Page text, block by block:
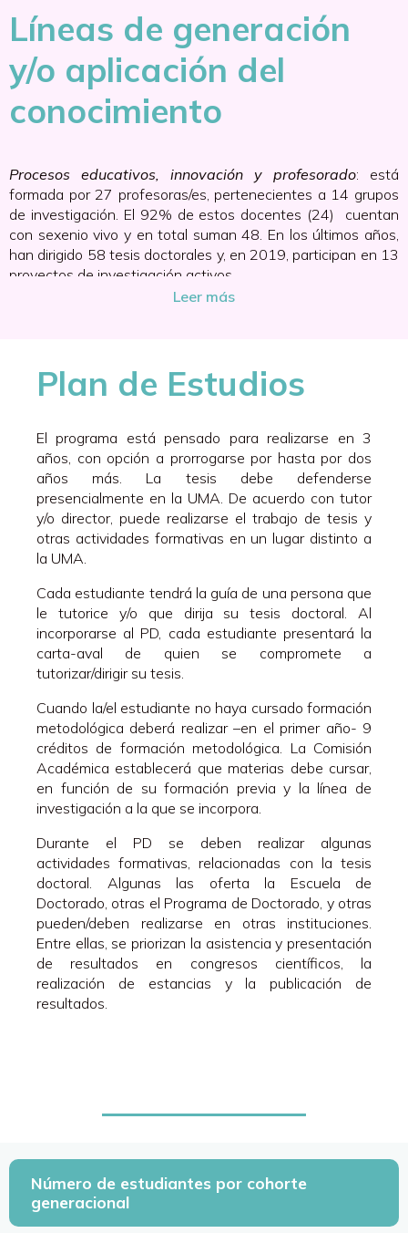
Líneas de generación
y/o aplicación del
conocimiento
Procesos educativos, innovación y profesorado: está
formada por 27 profesoras/es, pertenecientes a 14 grupos
de investigación. El 92% de estos docentes (24) cuentan
con sexenio vivo y en total suman 48. En los últimos años,
han dirigido 58 tesis doctorales y, en 2019, participan en 13
proyectos de investigación activos.
través de acciones de innovación. Más específicamente, el
profesorado adscrito a esta línea está desarrollando
Desarrollo profesional del docente (inicial y
permanente) a través de modelos alternativos, la
indagación narrativa, la investigación-acción
cooperativa y Lesson Studys.
Evaluación educativa de los aprendizajes.
Estrategias didácticas y organizativas para la mejora y
la innovación educativa.
Ecologías del aprendizaje, aprendizaje ubicuo y
aprendizaje expandido.
La escuela Inclusiva.
Fracaso y abandono escolar en Secundaria.
La construcción de los procesos educativos y de la
ciudadanía en entornos rurales.
Cultura, Comunicación, Sociedad y Comunidad desde
un análisis transversal y crítico.
Procesos educativos innovadores en el ámbito de la
Lengua y la Literatura española.
Plurilingüismo y Curriculum integrado de las lenguas.
Enfoques interdisciplinares entre disciplinas como el
Construcción de la identidad femenina y el aprendizaje
en grupos de mujeres en las diferentes etapas
educativas.
El Arte Infantil y la Innovación en Educación Artística
(plástica y visual) de los distintos niveles educativos.
Leer más
Plan de Estudios
El programa está pensado para realizarse en 3
años, con opción a prorrogarse por hasta por dos
años más. La tesis debe defenderse
presencialmente en la UMA. De acuerdo con tutor
y/o director, puede realizarse el trabajo de tesis y
otras actividades formativas en un lugar distinto a
la UMA.
Cada estudiante tendrá la guía de una persona que
le tutorice y/o que dirija su tesis doctoral. Al
incorporarse al PD, cada estudiante presentará la
carta-aval de quien se compromete a
tutorizar/dirigir su tesis.
Cuando la/el estudiante no haya cursado formación
metodológica deberá realizar –en el primer año- 9
créditos de formación metodológica. La Comisión
Académica establecerá que materias debe cursar,
en función de su formación previa y la línea de
investigación a la que se incorpora.
Durante el PD se deben realizar algunas
actividades formativas, relacionadas con la tesis
doctoral. Algunas las oferta la Escuela de
Doctorado, otras el Programa de Doctorado, y otras
pueden/deben realizarse en otras instituciones.
Entre ellas, se priorizan la asistencia y presentación
de resultados en congresos científicos, la
realización de estancias y la publicación de
resultados.
Número de estudiantes por cohorte
generacional